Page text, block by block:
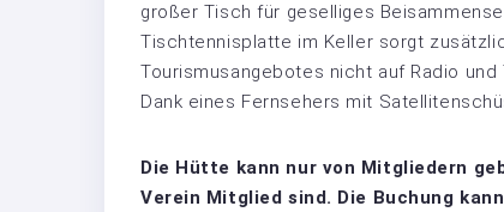
großer Tisch für geselliges
Tischtennisplatte im Keller sorgt
Tourismusangebotes nicht auf Radio
Dank eines Fernsehers mit
Die Hütte kann nur von Mitgliedern
Verein Mitglied sind. Die Buchung